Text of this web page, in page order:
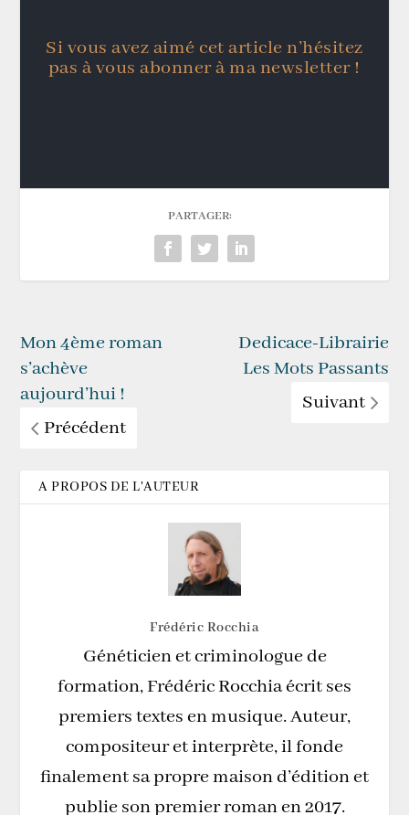
Si vous avez aimé cet article n’hésitez
pas à vous abonner à ma newsletter !
PARTAGER:
Mon 4ème roman
s’achève
aujourd’hui !
Précédent
Dedicace-Librairie
Les Mots Passants
Suivant
A PROPOS DE L'AUTEUR
Frédéric Rocchia
Généticien et criminologue de
formation, Frédéric Rocchia écrit ses
premiers textes en musique. Auteur,
compositeur et interprète, il fonde
finalement sa propre maison d’édition et
publie son premier roman en 2017.